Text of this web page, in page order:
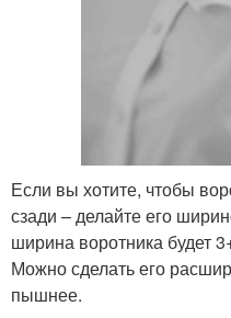
Если вы хотите, чтобы
сзади – делайте его
ширина воротника будет
Можно сделать его
пышнее.